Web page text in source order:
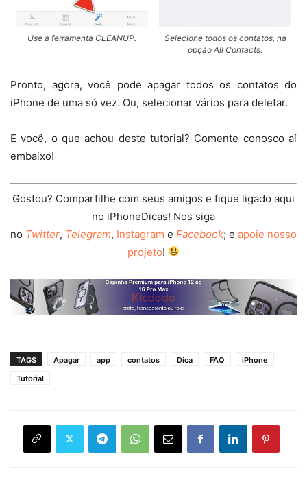
Use a ferramenta CLEANUP.
Selecione todos os contatos, na
opção All Contacts.
Pronto, agora, você pode apagar todos os contatos do
iPhone de uma só vez. Ou, selecionar vários para deletar.
E você, o que achou deste tutorial? Comente conosco aí
embaixo!
Gostou? Compartilhe com seus amigos e fique ligado aqui
no iPhoneDicas! Nos siga
no Twitter, Telegram, Instagram e Facebook; e apoie nosso
projeto!
TAGS Apagar app contatos Dica FAQ
iPhone
Tutorial